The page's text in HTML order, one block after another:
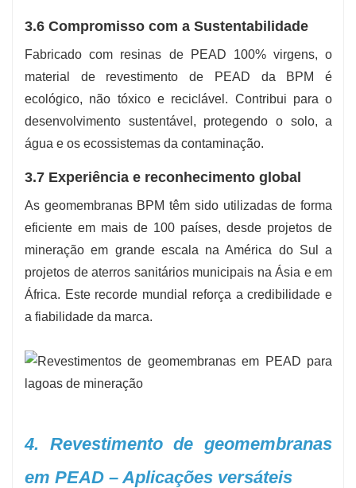
3.6 Compromisso com a Sustentabilidade
Fabricado com resinas de PEAD 100% virgens, o
material de revestimento de PEAD da BPM é
ecológico, não tóxico e reciclável. Contribui para o
desenvolvimento sustentável, protegendo o solo, a
água e os ecossistemas da contaminação.
3.7 Experiência e reconhecimento global
As geomembranas BPM têm sido utilizadas de forma
eficiente em mais de 100 países, desde projetos de
mineração em grande escala na América do Sul a
projetos de aterros sanitários municipais na Ásia e em
África. Este recorde mundial reforça a credibilidade e
a fiabilidade da marca.
4. Revestimento de geomembranas
em PEAD – Aplicações versáteis